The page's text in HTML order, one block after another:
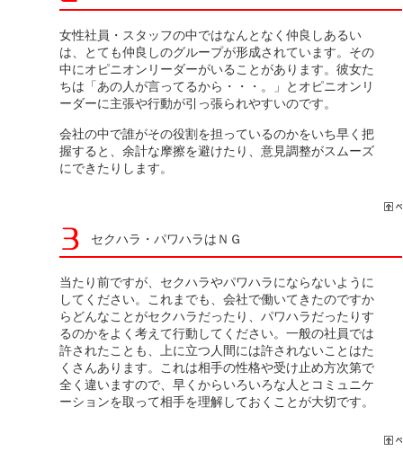
女性社員・スタッフの中ではなんとなく仲良しあるい
は、とても仲良しのグループが形成されています。その
中にオピニオンリーダーがいることがあります。彼女た
ちは「あの人が言ってるから・・・。」とオピニオンリ
ーダーに主張や行動が引っ張られやすいのです。
会社の中で誰がその役割を担っているのかをいち早く把
握すると、余計な摩擦を避けたり、意見調整がスムーズ
にできたりします。
セクハラ・パワハラはＮＧ
当たり前ですが、セクハラやパワハラにならないように
してください。これまでも、会社で働いてきたのですか
らどんなことがセクハラだったり、パワハラだったりす
るのかをよく考えて行動してください。一般の社員では
許されたことも、上に立つ人間には許されないことはた
くさんあります。これは相手の性格や受け止め方次第で
全く違いますので、早くからいろいろな人とコミュニケ
ーションを取って相手を理解しておくことが大切です。